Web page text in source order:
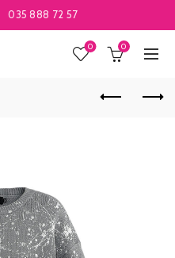
035 888 72 57
0 0